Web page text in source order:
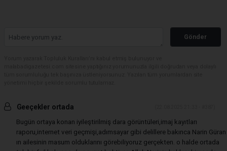
Gönder
Geeçekler ortada
Bugün ortaya konan iyileştirilmiş dara görüntüleri,imaj kayıtları
raporu,internet veri geçmişi,adımsayar gibi delillere bakınca Narin Güran
ın ailesinin masum olduklarını görebiliyoruz gerçekten. o halde ortada